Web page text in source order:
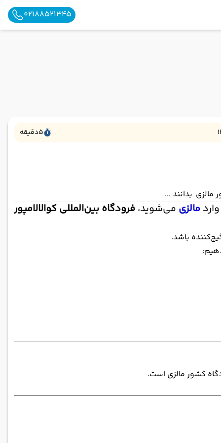
02188521345
5دقیقه
مالزی بدانند ...
مالزی می‌شوید،فرودگاه بین‌المللی کوالالامپور
باشد.
کشورمالزی است.